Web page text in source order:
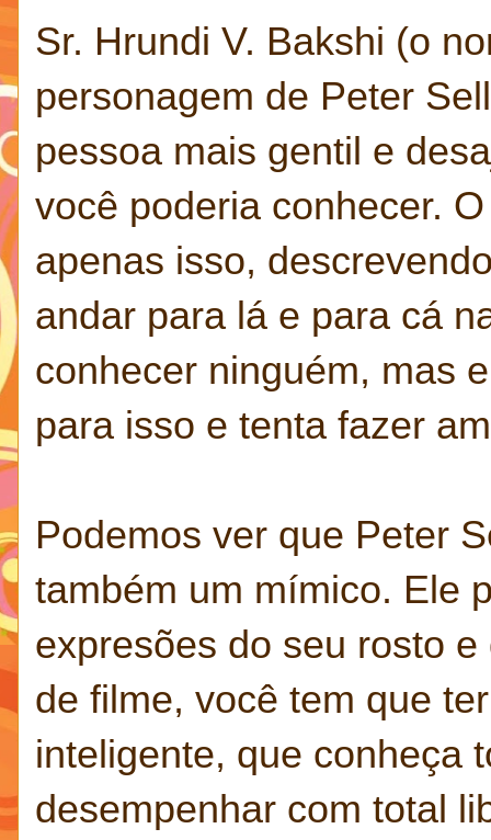
Sr. Hrundi V. Bakshi (o
personagem de Peter
pessoa mais gentil e
você poderia conhecer.
apenas isso,
andar para lá e para cá
conhecer ninguém, mas
para isso e tenta fazer
Podemos ver que Peter
também um mímico. Ele
expresões do seu rosto
de filme, você tem que
inteligente, que conheça
desempenhar com total